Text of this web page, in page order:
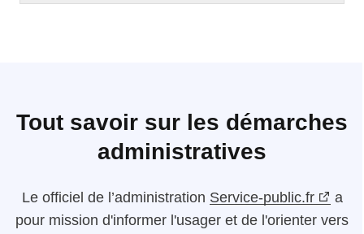
Tout savoir sur les démarches
administratives
Le officiel de l’administration Service-public.fr
a
pour mission d'informer l'usager et de l'orienter vers